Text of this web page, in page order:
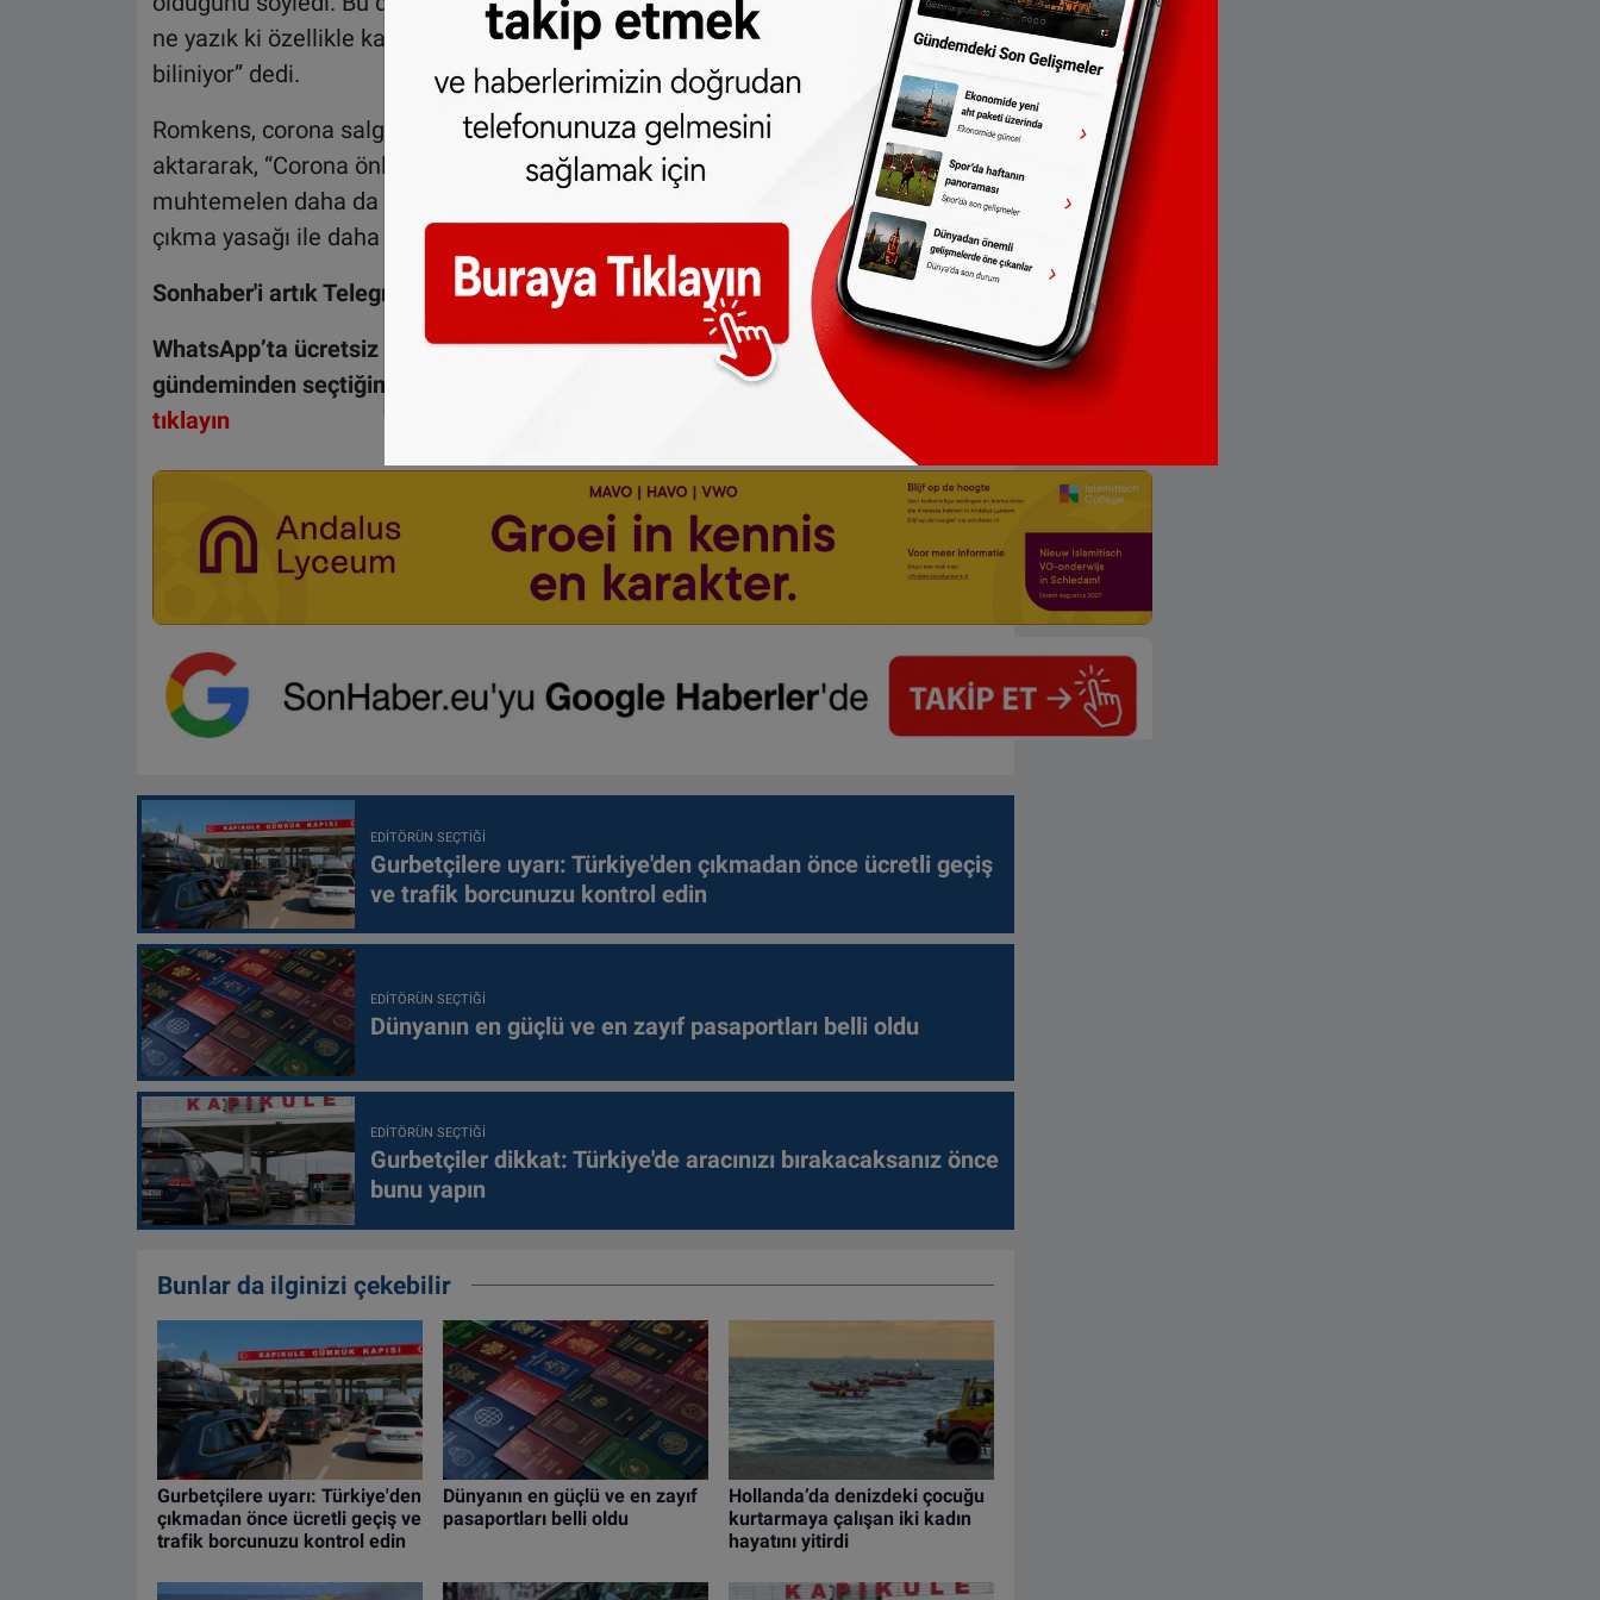
ne yazık ki özellikle kadınlara yönelik ölümcül suç riskinin daha yüksek olduğu
biliniyor” dedi.
Romkens, corona salgını nedeniyle evde vakit geçirmenin şiddeti tetiklediğini
aktararak, “Corona önlemleri çerçevesinde aile içi şiddetin arttığını ve
muhtemelen daha da ciddileşeceğini görüyoruz. Çatışma ve şiddetin, sokağa
çıkma yasağı ile daha da arttığı bir gerçek” açıklamasını yaptı.
Sonhaber'i artık Telegram'da da takip edebilirsiniz:t.me/sonhabereu
WhatsApp’ta ücretsiz bültenimize abone olun, Hollanda ve diğer Avrupa ülkeleri
gündeminden seçtiğimiz haberler her gün telefonunuza gelsin!
Abone olmak için
tıklayın
EDITÖRÜN SEÇTIĞI
Gurbetçilere uyarı: Türkiye'den çıkmadan önce ücretli geçiş
ve trafik borcunuzu kontrol edin
EDITÖRÜN SEÇTIĞI
Dünyanın en güçlü ve en zayıf pasaportları belli oldu
EDITÖRÜN SEÇTIĞI
Gurbetçiler dikkat: Türkiye'de aracınızı bırakacaksanız önce
bunu yapın
Bunlar da ilginizi çekebilir
Gurbetçilere uyarı: Türkiye'den
çıkmadan önce ücretli geçiş ve
trafik borcunuzu kontrol edin
Dünyanın en güçlü ve en zayıf
pasaportları belli oldu
Hollanda’da denizdeki çocuğu
kurtarmaya çalışan iki kadın
hayatını yitirdi